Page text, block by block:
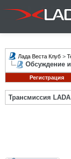
Лада Веста Клуб >
Обсуждение
Регистрация
Трансмиссия